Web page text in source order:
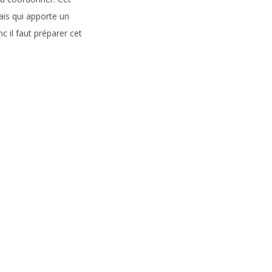
qui apporte un
il faut préparer cet